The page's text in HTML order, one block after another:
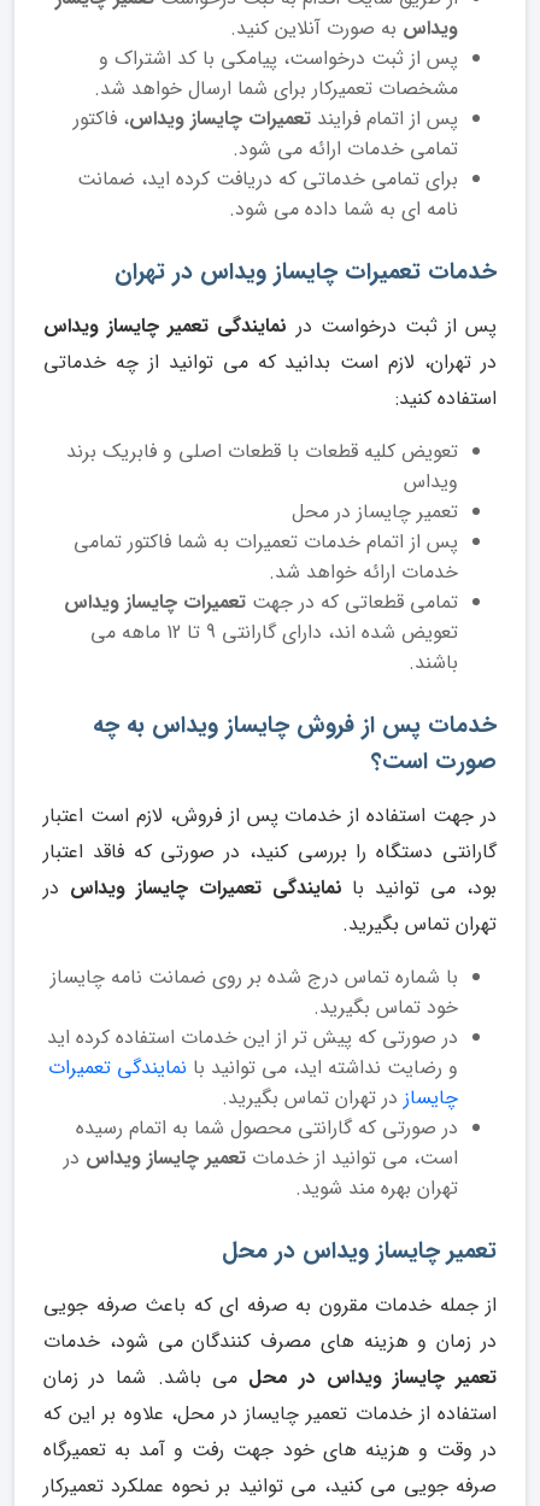
ویداس به صورت آنلاین کنید.
پس از ثبت درخواست، پیامکی با کد اشتراک و
مشخصات تعمیرکار برای شما ارسال خواهد شد.
پس از اتمام فرایند تعمیرات چایساز ویداس، فاکتور
تمامی خدمات ارائه می شود.
برای تمامی خدماتی که دریافت کرده اید، ضمانت
نامه ای به شما داده می شود.
خدمات تعمیرات چایساز ویداس در تهران
پس از ثبت درخواست در نمایندگی تعمیر چایساز ویداس
در تهران، لازم است بدانید که می توانید از چه خدماتی
استفاده کنید:
تعویض کلیه قطعات با قطعات اصلی و فابریک برند
ویداس
تعمیر چایساز در محل
پس از اتمام خدمات تعمیرات به شما فاکتور تمامی
خدمات ارائه خواهد شد.
تمامی قطعاتی که در جهت تعمیرات چایساز ویداس
تعویض شده اند، دارای گارانتی 9 تا 12 ماهه می
باشند.
خدمات پس از فروش چایساز ویداس به چه
صورت است؟
در جهت استفاده از خدمات پس از فروش، لازم است اعتبار
گارانتی دستگاه را بررسی کنید، در صورتی که فاقد اعتبار
بود، می توانید با نمایندگی تعمیرات چایساز ویداس در
تهران تماس بگیرید.
با شماره تماس درج شده بر روی ضمانت نامه چایساز
خود تماس بگیرید.
در صورتی که پیش تر از این خدمات استفاده کرده اید
و رضایت نداشته اید، می توانید با نمایندگی تعمیرات
چایساز در تهران تماس بگیرید.
در صورتی که گارانتی محصول شما به اتمام رسیده
است، می توانید از خدمات تعمیر چایساز ویداس در
تهران بهره مند شوید.
تعمیر چایساز ویداس در محل
از جمله خدمات مقرون به صرفه ای که باعث صرفه جویی
در زمان و هزینه های مصرف کنندگان می شود، خدمات
تعمیر چایساز ویداس در محل می باشد. شما در زمان
استفاده از خدمات تعمیر چایساز در محل، علاوه بر این که
در وقت و هزینه های خود جهت رفت و آمد به تعمیرگاه
صرفه جویی می کنید، می توانید بر نحوه عملکرد تعمیرکار